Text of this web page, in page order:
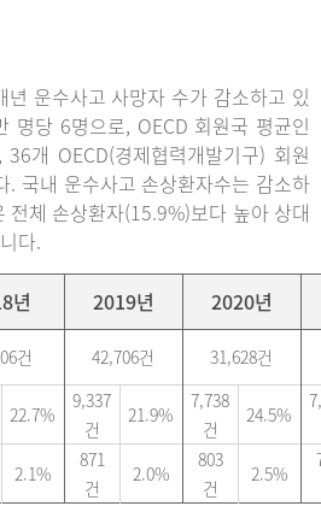
운수사고 사망자 수가 감소하고 있
명당 6명으로, OECD 회원국 평균인
개 OECD(경제협력개발기구) 회원
. 국내 운수사고 손상환자수는 감소하
전체 손상환자(15.9%)보다 높아 상대
다.
년 2019년
2020년
건 42,706건 31,628건
22.7%
9,337
건
21.9%
7,738
건
24.5%
2.1%
871
건
2.0%
803
건
2.5%